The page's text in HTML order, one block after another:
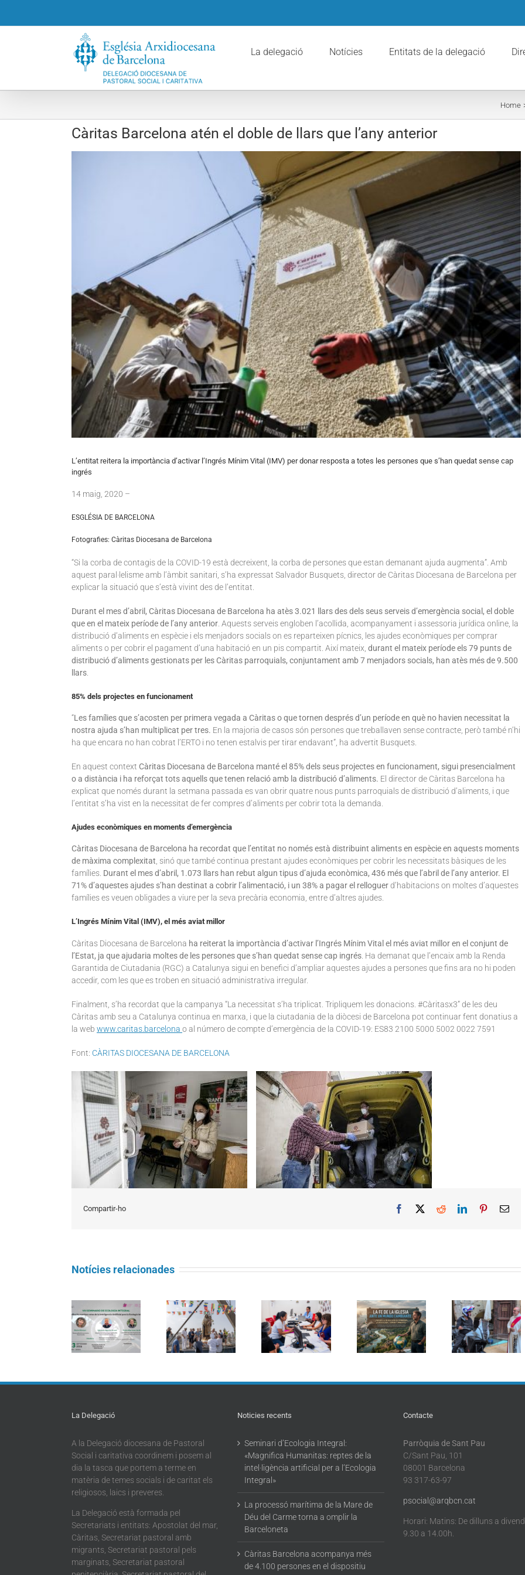
La delegació Notícies Entitats de la delegació
Home
Càritas Barcelona atén el doble de llars que l’any anterior
L’entitat reitera la importància d’activar l’Ingrés Mínim Vital (IMV) per donar resposta a totes les persones que s’han quedat sense cap
ingrés
14 maig , 2020 –
ESGLÉSIA DE BARCELONA
Fotografies: Càritas Diocesana de Barcelona
“Si la corba de contagis de la COVID-19 està decreixent, la corba de persones que estan demanant ajuda augmenta”. Amb
aquest paral·lelisme amb l’àmbit sanitari, s’ha expressat Salvador Busquets, director de Càritas Diocesana de Barcelona per
explicar la situació que s’està vivint des de l’entitat.
Durant el mes d’abril, Càritas Diocesana de Barcelona ha atès 3.021 llars des dels seus serveis d’emergència social, el doble
que en el mateix període de l’any anterior . Aquests serveis engloben l’acollida, acompanyament i assessoria jurídica online, la
distribució d’aliments en espècie i els menjadors socials on es reparteixen pícnics, les ajudes econòmiques per comprar
aliments o per cobrir el pagament d’una habitació en un pis compartit. Així mateix, durant el mateix període els 79 punts de
distribució d’aliments gestionats per les Càritas parroquials, conjuntament amb 7 menjadors socials, han atès més de 9.500
llars
85% dels projectes en funcionament
“Les famílies que s’acosten per primera vegada a Càritas o que tornen després d’un període en què no havien necessitat la
nostra ajuda s’han multiplicat per tres. En la majoria de casos són persones que treballaven sense contracte, però també n’hi
ha que encara no han cobrat l’ERTO i no tenen estalvis per tirar endavant”, ha advertit Busquets.
En aquest context Càritas Diocesana de Barcelona manté el 85% dels seus projectes en funcionament, sigui presencialment
o a distància i ha reforçat tots aquells que tenen relació amb la distribució d’aliments. El director de Càritas Barcelona ha
explicat que només durant la setmana passada es van obrir quatre nous punts parroquials de distribució d’aliments, i que
l’entitat s’ha vist en la necessitat de fer compres d’aliments per cobrir tota la demanda.
Ajudes econòmiques en moments d’emergència
Càritas Diocesana de Barcelona ha recordat que l’entitat no només està distribuint aliments en espècie en aquests moments
de màxima complexitat, sinó que també continua prestant ajudes econòmiques per cobrir les necessitats bàsiques de les
famílies. Durant el mes d’abril, 1.073 llars han rebut algun tipus d’ajuda econòmica, 436 més que l’abril de l’any anterior. El
71% d’aquestes ajudes s’han destinat a cobrir l’alimentació, i un 38% a pagar el relloguerd’habitacions on moltes d’aquestes
famílies es veuen obligades a viure per la seva precària economia, entre d’altres ajudes.
L’Ingrés Mínim Vital (IMV), el més aviat millor
Càritas Diocesana de Barcelona ha reiterat la importància d’activar l’Ingrés Mínim Vital el més aviat millor en el conjunt de
l’Estat, ja que ajudaria moltes de les persones que s’han quedat sense cap ingrés . Ha demanat que l’encaix amb la Renda
Garantida de Ciutadania (RGC) a Catalunya sigui en benefici d’ampliar aquestes ajudes a persones que fins ara no hi poden
accedir, com les que es troben en situació administrativa irregular.
Finalment, s’ha recordat que la campanya “La necessitat s’ha triplicat. Tripliquem les donacions. #Càritasx3” de les deu
Càritas amb seu a Catalunya continua en marxa, i que la ciutadania de la diòcesi de Barcelona pot continuar fent donatius a
la web www.caritas.barcelona o al número de compte d’emergència de la COVID-19: ES83 2100 5000 5002 0022 7591
Font: CÀRITAS DIOCESANA DE BARCELONA
Compartir-ho Facebook RedditLinkedInPinterestEmail
Notícies relacionades
La processó
marítima de la
Mare de Déu
del Carme
torna a omplir
Barcelona
acompanya
més de 4.100
persones en el
dispositiu
regularització
Curs d’estiu:
Formació
pastoral en
Ecologia
Integral: «La fe
de l’Església
Sant Cristòfol
torna a reunir
els conductors
en la
tradicional
benedicció de
d’Ecologia
Integral:
reptes de
La Delegació
A la Delegació diocesana de Pastoral
Social i caritativa coordinem i posem al
dia la tasca que portem a terme en
matèria de temes socials i de caritat els
religiosos, laics i preveres.
La Delegació està formada pel
Secretariats i entitats: Apostolat del mar,
Càritas, Secretariat pastoral amb
migrants, Secretariat pastoral pels
marginats, Secretariat pastoral
Noticies recents
Seminari d’Ecologia Integral:
«Magnifica Humanitas: reptes de la
intel·ligència artificial per a l’Ecologia
Integral»
La processó marítima de la Mare de
Déu del Carme torna a omplir la
Barceloneta
Càritas Barcelona acompanya més
de 4.100 persones en el dispositiu
Contacte
Parròquia de Sant Pau
C/Sant Pau, 101
08001 Barcelona
93 317-63-97
psocial@arqbcn.cat
Horari: Matins: De dilluns a
9.30 a 14.00h.